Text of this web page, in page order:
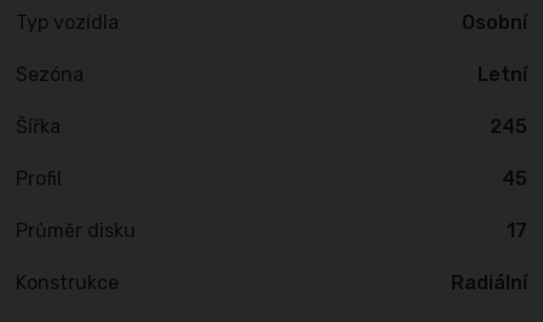
Typ vozidla Osobní
Sezóna Letní
Šířka 245
Profil 45
Průměr disku 17
Konstrukce Radiální